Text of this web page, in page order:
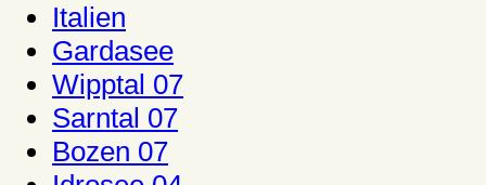
Italien
Gardasee
Wipptal 07
Sarntal 07
Bozen 07